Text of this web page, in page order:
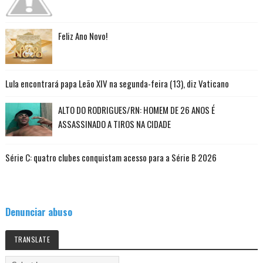
Feliz Ano Novo!
Lula encontrará papa Leão XIV na segunda-feira (13), diz Vaticano
ALTO DO RODRIGUES/RN: HOMEM DE 26 ANOS É
ASSASSINADO A TIROS NA CIDADE
Série C: quatro clubes conquistam acesso para a Série B 2026
Denunciar abuso
TRANSLATE